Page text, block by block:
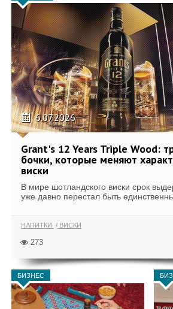
6.07.2026
Grant's 12 Years Triple Wood:
бочки, которые меняют
виски
В мире шотландского виски срок
уже давно перестал быть
НАПИТКИ ВИСКИ
273
БИЗНЕС